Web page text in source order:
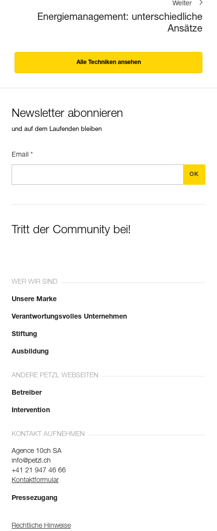
Weiter
Energiemanagement: unterschiedliche
Ansätze
Alle Techniken ansehen
Newsletter abonnieren
und auf dem Laufenden bleiben
Email *
Tritt der Community bei!
WER WIR SIND
Unsere Marke
Verantwortungsvolles Unternehmen
Stiftung
Ausbildung
ANDERE PETZL WEBSEITEN
Betreiber
Intervention
KONTAKT AUFNEHMEN
Agence 10ch SA
info@petzl.ch
+41 21 947 46 66
Kontaktformular
Pressezugang
Rechtliche Hinweise